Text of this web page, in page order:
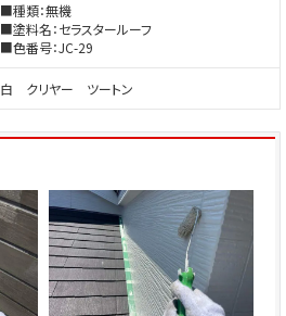
■種類：無機
■塗料名：セラスタールーフ
■色番号：JC-29
白 クリヤー ツートン